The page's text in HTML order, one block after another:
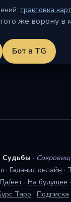
трактовка
же ворону в
Бот в TG
Судьбы ·
· Гадания онлайн ·
нет· На будущее ·
Таро · Подписка